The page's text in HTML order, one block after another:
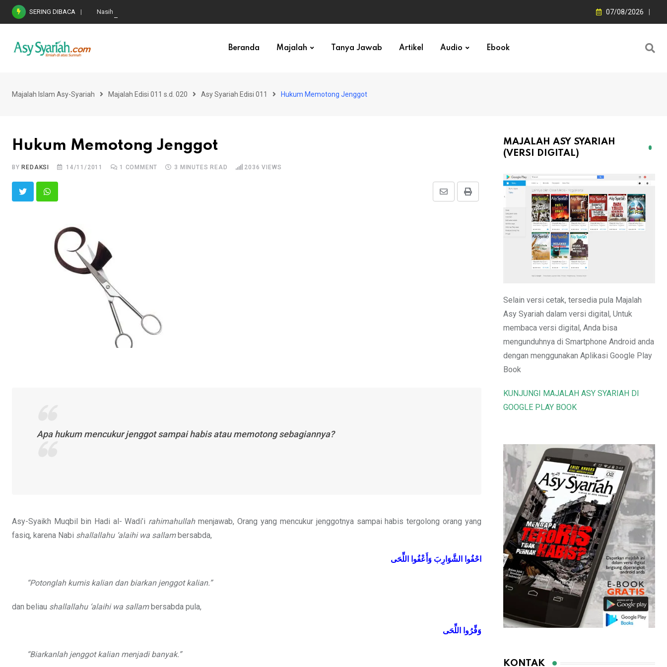
Skip
SERING DIBACA Nasihat Emas di Masa Fitnah (Ujian/Perselisihan) 07/08/2026
Beranda Majalah Tanya Jawab Artikel Audio Ebook
Majalah Islam Asy-Syariah Majalah Edisi 011 s.d. 020 Asy Syariah Edisi 011 Hukum Memotong Jenggot
Hukum Memotong Jenggot
BY REDAKSI 14/11/2011 1 COMMENT 3 MINUTES READ 2036 VIEWS
Print
Share
Apa hukum mencukur jenggot sampai habis atau memotong sebagiannya?
Asy-Syaikh Muqbil bin Hadi al- Wadi’i rahimahullahmenjawab, Orang yang mencukur jenggotnya sampai habis tergolong orang yang
fasiq, karena Nabi shallallahu ‘alaihi wa sallambersabda,
احْفُوا الشَّوَارِبَ وَأَعْفُوا اللِّحَى
“Potonglah kumis kalian dan biarkan jenggot kalian.”
dan beliau shallallahu ‘alaihi wa sallambersabda pula,
وَفِّرُوا اللِّحَى
“Biarkanlah jenggot kalian menjadi banyak.”
MAJALAH ASY SYARIAH
(VERSI DIGITAL)
Selain versi cetak, tersedia pula Majalah
Asy Syariah dalam versi digital, Untuk
membaca versi digital, Anda bisa
mengunduhnya di Smartphone Android anda
dengan menggunakan Aplikasi Google Play
Book
KUNJUNGI MAJALAH ASY SYARIAH DI
GOOGLE PLAY BOOK
KONTAK